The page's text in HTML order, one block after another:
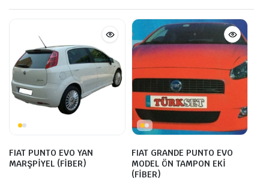
FIAT PUNTO EVO YAN
MARŞPİYEL (FİBER)
FIAT GRANDE PUNTO EVO
MODEL ÖN TAMPON EKİ
(FİBER)